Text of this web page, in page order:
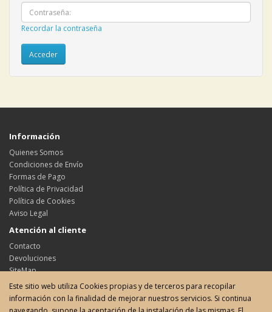
Recordar la contraseña
Información
Quienes Somos
Condiciones de Envío
Formas de Pago
Política de Privacidad
Política de Cookies
Aviso Legal
Atención al cliente
Contacto
Devoluciones
SiteMap
Su cuenta
Su cuenta
Este sitio web utiliza Cookies propias y de terceros para recopilar
información con la finalidad de mejorar nuestros servicios. Si continua